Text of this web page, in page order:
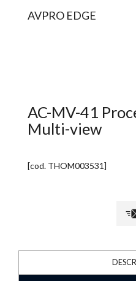
AVPRO EDGE
AC-MV-41
Multi-view
[cod. THOM003531]